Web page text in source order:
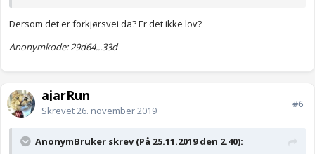
Dersom det er forkjørsvei da? Er det ikke lov?
Anonymkode: 29d64...33d
ajarRun
Skrevet26. november 2019
#6
AnonymBruker skrev (På 25.11.2019 den 2.40):